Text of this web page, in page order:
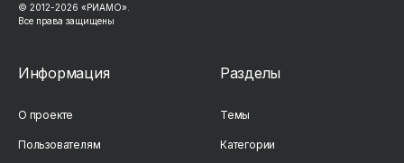
© 2012-2026 «РИАМО».
Все права защищены
Информация
О проекте
Пользователям
Разделы
Темы
Категории